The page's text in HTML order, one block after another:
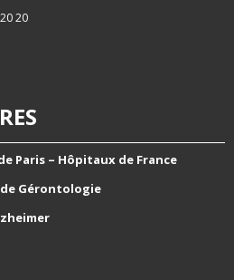
20
Paris – Hôpitaux de France
Gérontologie